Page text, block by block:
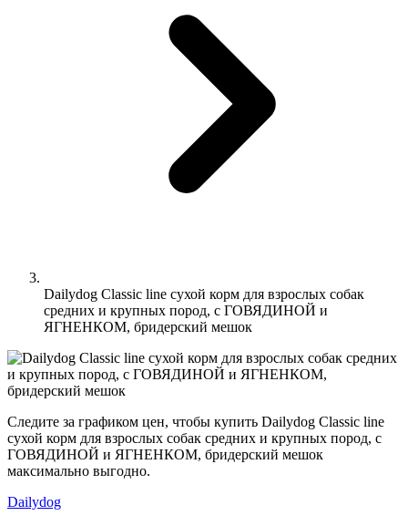
Dailydog Classic line сухой корм для взрослых собак
средних и крупных пород, с ГОВЯДИНОЙ и
ЯГНЕНКОМ, бридерский мешок
Следите за графиком цен, чтобы купить Dailydog Classic line
сухой корм для взрослых собак средних и крупных пород, с
ГОВЯДИНОЙ и ЯГНЕНКОМ, бридерский мешок
максимально выгодно.
Dailydog